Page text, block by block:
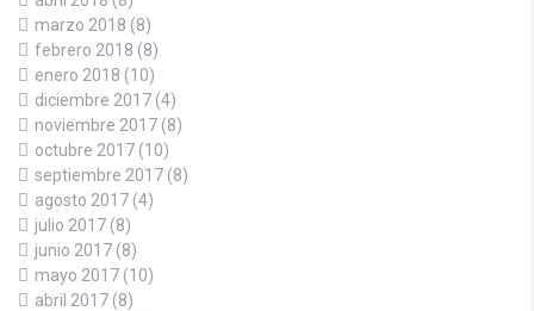
marzo 2018 (8)
febrero 2018 (8)
enero 2018 (10)
diciembre 2017 (4)
noviembre 2017 (8)
octubre 2017 (10)
septiembre 2017 (8)
agosto 2017 (4)
julio 2017 (8)
junio 2017 (8)
mayo 2017 (10)
abril 2017 (8)